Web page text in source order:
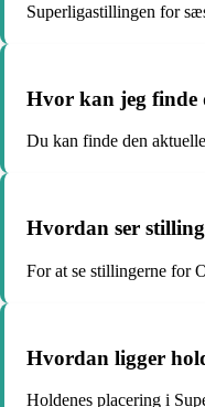
Superligastillingen for
Hvor kan jeg finde
Du kan finde den
Hvordan ser
For at se stillingerne for
Hvordan ligger
Holdenes placering i